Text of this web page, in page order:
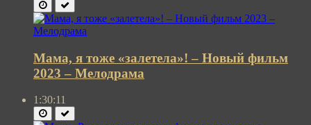
Мама, я тоже «залетела»! – Новый фильм
2023 – Мелодрама
1:30:11